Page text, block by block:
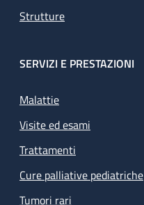
Strutture
SERVIZI E PRESTAZIONI
Malattie
Visite ed esami
Trattamenti
Cure palliative pediatriche
Tumori rari